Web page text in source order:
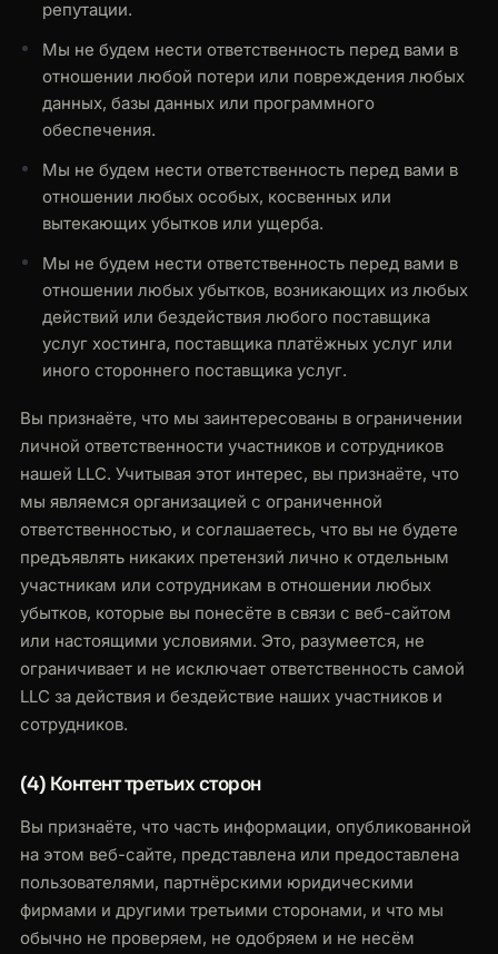
репутации.
Мы не будем нести ответственность перед вами в
отношении любой потери или повреждения любых
данных, базы данных или программного
обеспечения.
Мы не будем нести ответственность перед вами в
отношении любых особых, косвенных или
вытекающих убытков или ущерба.
Мы не будем нести ответственность перед вами в
отношении любых убытков, возникающих из любых
действий или бездействия любого поставщика
услуг хостинга, поставщика платёжных услуг или
иного стороннего поставщика услуг.
Вы признаёте, что мы заинтересованы в ограничении
личной ответственности участников и сотрудников
нашей LLC. Учитывая этот интерес, вы признаёте, что
мы являемся организацией с ограниченной
ответственностью, и соглашаетесь, что вы не будете
предъявлять никаких претензий лично к отдельным
участникам или сотрудникам в отношении любых
убытков, которые вы понесёте в связи с веб-сайтом
или настоящими условиями. Это, разумеется, не
ограничивает и не исключает ответственность самой
LLC за действия и бездействие наших участников и
сотрудников.
(4) Контент третьих сторон
Вы признаёте, что часть информации, опубликованной
на этом веб-сайте, представлена или предоставлена
пользователями, партнёрскими юридическими
фирмами и другими третьими сторонами, и что мы
обычно не проверяем, не одобряем и не несём